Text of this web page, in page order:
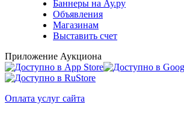
Баннеры на Ау.ру
Объявления
Магазинам
Выставить счет
Приложение Аукциона
Оплата услуг сайта